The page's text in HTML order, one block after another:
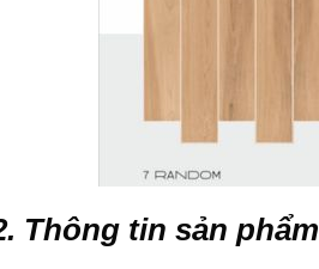
Thông tin sản phẩm